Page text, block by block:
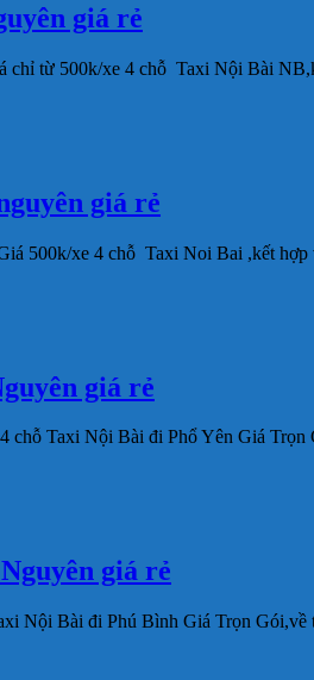
giá rẻ
từ 500k/xe 4 chỗ Taxi Nội Bài
giá rẻ
500k/xe 4 chỗ Taxi Noi Bai ,kết
giá rẻ
chỗ Taxi Nội Bài đi Phổ Yên Giá
giá rẻ
Nội Bài đi Phú Bình Giá Trọn